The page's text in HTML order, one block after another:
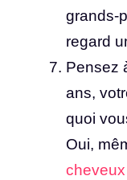
grands-
regard
Pensez
ans,
quoi
Oui,
cheveux